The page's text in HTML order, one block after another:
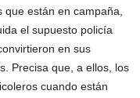
están en campaña,
el supuesto policía
en sus
Precisa que, a ellos, los
cuando están